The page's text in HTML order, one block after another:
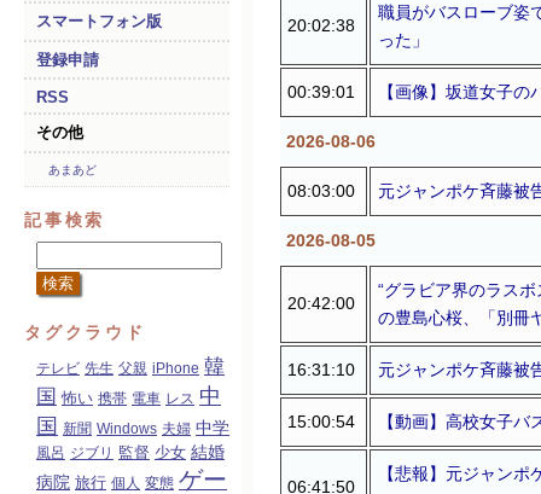
スマートフォン版
登録申請
RSS
その他
あまあど
記事検索
タグクラウド
テレビ 先生 父親 iPhone 韓
国 怖い 携帯 電車 レス 中
国 新聞 Windows 夫婦 中学
風呂 ジブリ 監督 少女 結婚
病院 旅行 個人 変態 ゲー
20:02:38
職員がバスローブ姿
った」
00:39:01 【画像】坂道女子
2026-08-06
08:03:00 元ジャンポケ斉藤
2026-08-05
20:42:00
“グラビア界のラス
の豊島心桜、「別冊
16:31:10 元ジャンポケ斉藤
15:00:54 【動画】高校女子
06:41:50
【悲報】元ジャン